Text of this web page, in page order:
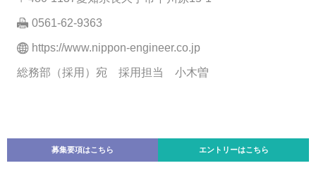
0561-62-9363
https://www.nippon-engineer.co.jp
総務部（採用）宛 採用担当 小木曽
募集要項はこちら エントリーはこちら